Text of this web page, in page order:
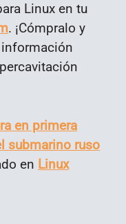
Linux en tu
. ¡Cómpralo y
en primera
submarino ruso
en Linux